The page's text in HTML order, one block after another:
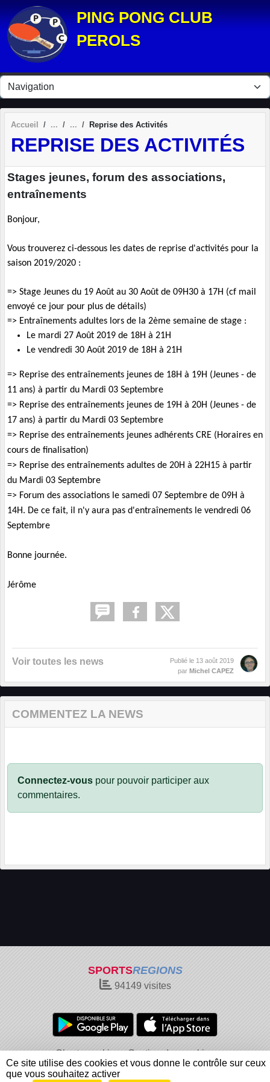
PING PONG CLUB
PEROLS
Accueil Reprise des Activités
REPRISE DES ACTIVITÉS
Stages jeunes, forum des associations,
entraînements
Bonjour,
Vous trouverez ci-dessous les dates de reprise d'activités pour la
saison 2019/2020 :
=> Stage Jeunes du 19 Août au 30 Août de 09H30 à 17H (cf mail
envoyé ce jour pour plus de détails)
=> Entraînements adultes lors de la 2ème semaine de stage :
Le mardi 27 Août 2019 de 18H à 21H
Le vendredi 30 Août 2019 de 18H à 21H
=> Reprise des entraînements jeunes de 18H à 19H (Jeunes - de
11 ans) à partir du Mardi 03 Septembre
=> Reprise des entraînements jeunes de 19H à 20H (Jeunes - de
17 ans) à partir du Mardi 03 Septembre
=> Reprise des entraînements jeunes adhérents CRE (Horaires en
cours de finalisation)
=> Reprise des entraînements adultes de 20H à 22H15 à partir
du Mardi 03 Septembre
=> Forum des associations le samedi 07 Septembre de 09H à
14H. De ce fait, il n'y aura pas d'entraînements le vendredi 06
Septembre
Bonne journée.
Jérôme
Voir toutes les news Publié le 13 août 2019
par Michel CAPEZ
COMMENTEZ LA NEWS
Connectez-vous pour pouvoir participer aux
commentaires.
SPORTSREGIONS
94149 visites
Charte cookies
Gestion des cookies
Informations légales
Signaler un contenu inapproprié
Panneau de gestion des cookies
Ce site utilise des cookies et vous donne le contrôle sur ceux
que vous souhaitez activer